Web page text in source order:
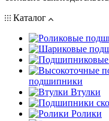
Каталог
подшипники
Втулки
Ролики